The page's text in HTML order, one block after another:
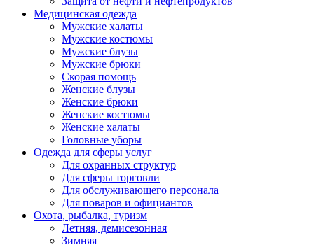
Медицинская одежда
Мужские халаты
Мужские костюмы
Мужские блузы
Мужские брюки
Скорая помощь
Женские блузы
Женские брюки
Женские костюмы
Женские халаты
Головные уборы
Одежда для сферы услуг
Для охранных структур
Для сферы торговли
Для обслуживающего персонала
Для поваров и официантов
Охота, рыбалка, туризм
Летняя, демисезонная
Зимняя